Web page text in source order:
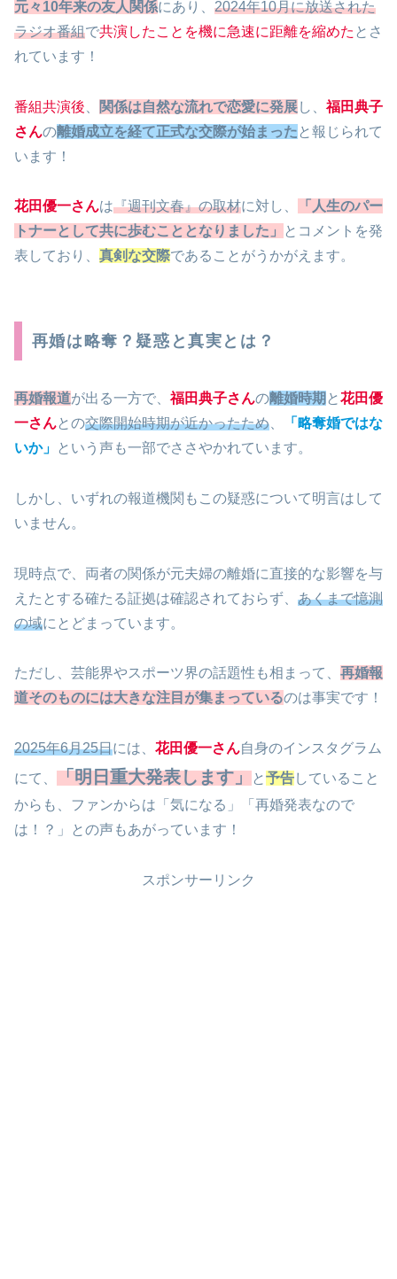
元々10年来の友人関係にあり、 2024年10月に放送された
ラジオ番組で共演したことを機に急速に距離を縮めた とさ
れています！
番組共演後 関係は自然な流れで恋愛に発展し、福田典子
さんの離婚成立を経て正式な交際が始まった と報じられて
います！
花田優一さんは『週刊文春』の取材に対し、
「人生のパー
トナーとして共に歩むこととなりました」
とコメントを発
表しており、 真剣な交際であることがうかがえます。
再婚は略奪？疑惑と真実とは？
再婚報道が出る一方で、福田典子さんの離婚時期 と花田優
一さんとの交際開始時期が近かったため
「略奪婚ではな
いか」
という声も一部でささやかれています。
しかし、いずれの報道機関もこの疑惑について明言はして
いません。
現時点で、両者の関係が元夫婦の離婚に直接的な影響を与
えたとする確たる証拠は確認されておらず、 あくまで憶測
の域にとどまっています。
ただし、芸能界やスポーツ界の話題性も相まって、 再婚報
道そのものには大きな注目が集まっているのは事実です！
2025年6月25日には、 花田優一さん自身のインスタグラム
にて、 「明日重大発表します」と予告していること
からも、ファンからは「気になる」「再婚発表なので
は！？」との声もあがっています！
スポンサーリンク